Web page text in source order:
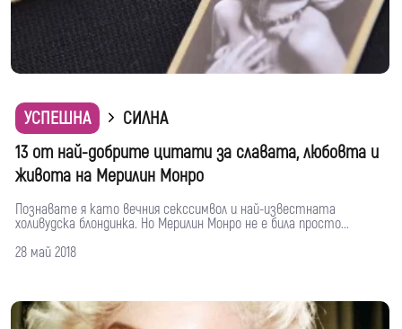
УСПЕШНА
СИЛНА
13 от най-добрите цитати за славата, любовта и
живота на Мерилин Монро
Познавате я като вечния секссимвол и най-известната
холивудска блондинка. Но Мерилин Монро не е била просто...
28 май 2018